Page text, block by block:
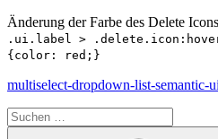
Änderung der Farbe des Delete
.ui.label >
{color: red;}
multiselect-dropdown-list-semantic-
Suchen
nach: